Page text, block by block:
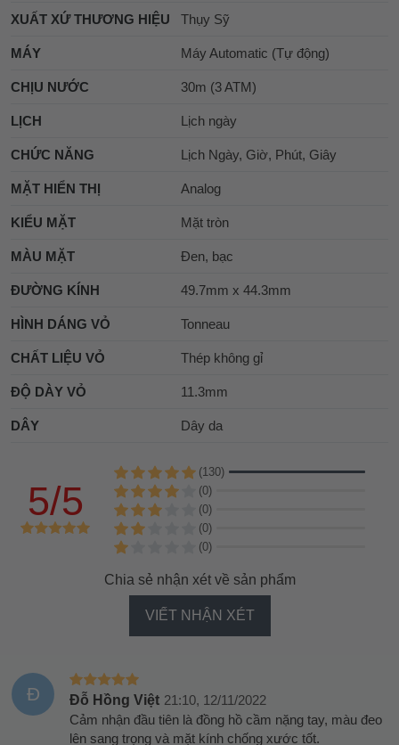
XUẤT XỨ THƯƠNG HIỆU Thụy Sỹ
MÁY Máy Automatic (Tự động)
CHỊU NƯỚC 30m (3 ATM)
LỊCH Lịch ngày
CHỨC NĂNG Lịch Ngày, Giờ, Phút, Giây
MẶT HIỂN THỊ Analog
KIỂU MẶT Mặt tròn
MÀU MẶT Đen, bạc
ĐƯỜNG KÍNH 49.7mm x 44.3mm
HÌNH DÁNG VỎ Tonneau
CHẤT LIỆU VỎ Thép không gỉ
ĐỘ DÀY VỎ 11.3mm
DÂY Dây da
5/5
(130)
(0)
(0)
(0)
(0)
Chia sẻ nhận xét về sản phẩm
VIẾT NHẬN XÉT
Đ Đỗ Hồng Việt 21:10, 12/11/2022
Cảm nhận đầu tiên là đồng hồ cầm nặng tay, màu đeo
lên sang trọng và mặt kính chống xước tốt.